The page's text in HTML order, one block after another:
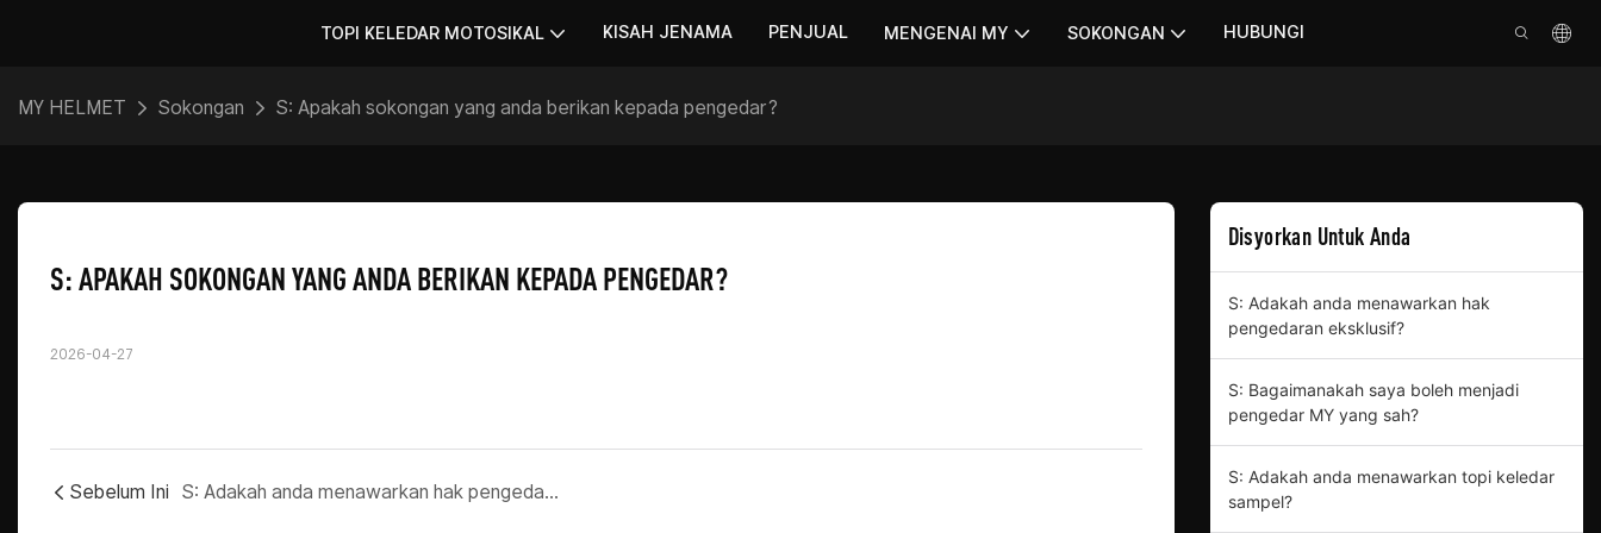
TOPI KELEDAR MOTOSIKAL KISAH JENAMA PENJUAL MENGENAI MY SOKONGAN HUBUNGI
MY HELMET Sokongan S: Apakah sokongan yang anda berikan kepada pengedar?
S: APAKAH SOKONGAN YANG ANDA BERIKAN KEPADA PENGEDAR?
2026-04-27
Sebelum Ini S: Adakah anda menawarkan hak pengedaran eksklusif?
Disyorkan Untuk Anda
S: Adakah anda menawarkan hak
pengedaran eksklusif?
S: Bagaimanakah saya boleh menjadi
pengedar MY yang sah?
S: Adakah anda menawarkan topi keledar
sampel?